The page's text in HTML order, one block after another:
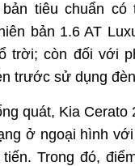
tiêu chuẩn có
bản 1.6 AT
trời; còn đối với
trước sử dụng
quát, Kia Cerato
ở ngoại hình
Trong đó,